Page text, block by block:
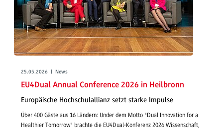
25.05.2026 | News
EU4Dual Annual Conference 2026 in Heilbronn
Europäische Hochschulallianz setzt starke Impulse
Über 400 Gäste aus 16 Ländern: Under dem Motto "Dual Innovation for a
Healthier Tomorrow" brachte die EU4Dual-Konferenz 2026 Wissenschaft,